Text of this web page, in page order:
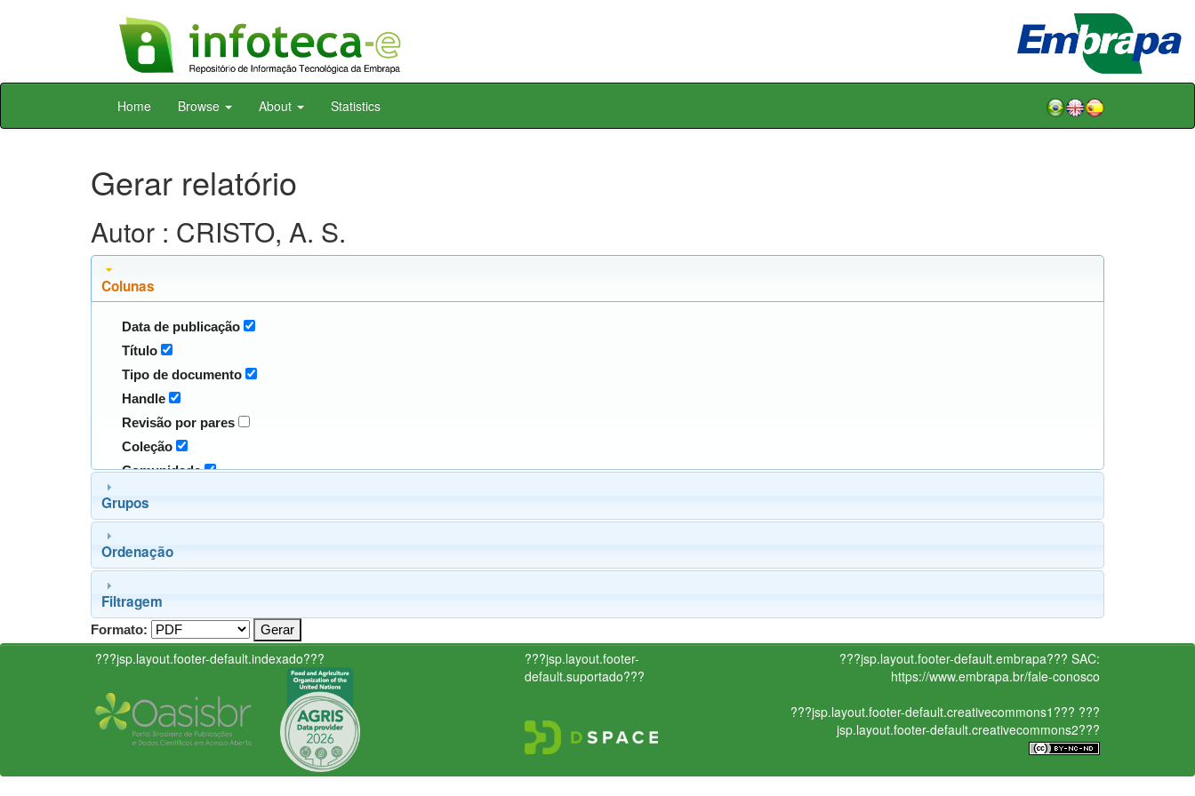
Skip
Home Browse About Statistics
Gerar relatório
Autor : CRISTO, A. S.
Colunas
Data de publicação
Título
Tipo de documento
Handle
Revisão por pares
Coleção
Comunidade
Grupos
Ordenação
Filtragem
Formato:
???jsp.layout.footer-default.indexado???
???jsp.layout.footer-
default.suportado???
???jsp.layout.footer-default.embrapa??? SAC:
https://www.embrapa.br/fale-conosco
???jsp.layout.footer-default.creativecommons1??? ???
jsp.layout.footer-default.creativecommons2???